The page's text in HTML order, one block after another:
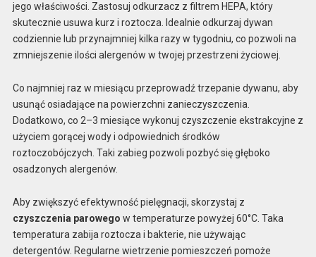
jego właściwości. Zastosuj odkurzacz z filtrem HEPA, który
skutecznie usuwa kurz i roztocza. Idealnie odkurzaj dywan
codziennie lub przynajmniej kilka razy w tygodniu, co pozwoli na
zmniejszenie ilości alergenów w twojej przestrzeni życiowej.
Co najmniej raz w miesiącu przeprowadź trzepanie dywanu, aby
usunąć osiadające na powierzchni zanieczyszczenia.
Dodatkowo, co 2–3 miesiące wykonuj czyszczenie ekstrakcyjne z
użyciem gorącej wody i odpowiednich środków
roztoczobójczych. Taki zabieg pozwoli pozbyć się głęboko
osadzonych alergenów.
Aby zwiększyć efektywność pielęgnacji, skorzystaj z
czyszczenia parowego w temperaturze powyżej 60°C. Taka
temperatura zabija roztocza i bakterie, nie używając
detergentów. Regularne wietrzenie pomieszczeń pomoże